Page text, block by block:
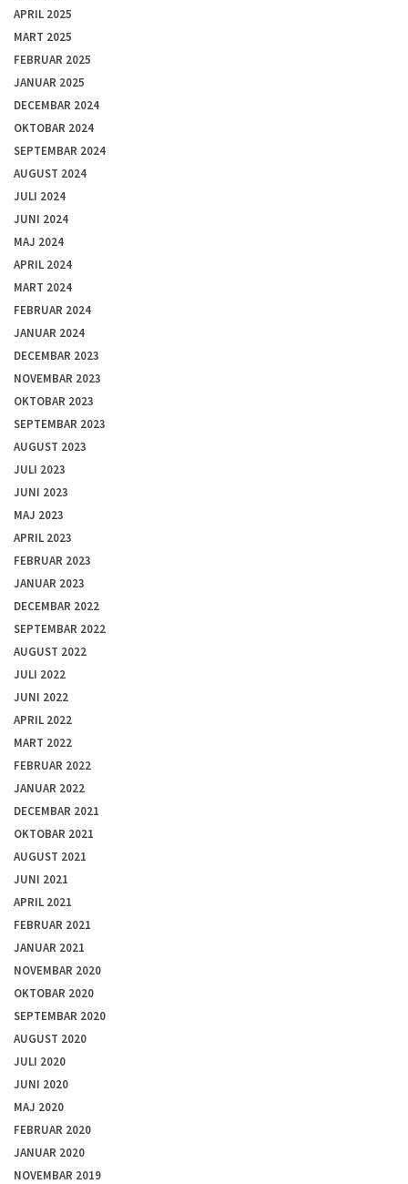
APRIL 2025
MART 2025
FEBRUAR 2025
JANUAR 2025
DECEMBAR 2024
OKTOBAR 2024
SEPTEMBAR 2024
AUGUST 2024
JULI 2024
JUNI 2024
MAJ 2024
APRIL 2024
MART 2024
FEBRUAR 2024
JANUAR 2024
DECEMBAR 2023
NOVEMBAR 2023
OKTOBAR 2023
SEPTEMBAR 2023
AUGUST 2023
JULI 2023
JUNI 2023
MAJ 2023
APRIL 2023
FEBRUAR 2023
JANUAR 2023
DECEMBAR 2022
SEPTEMBAR 2022
AUGUST 2022
JULI 2022
JUNI 2022
APRIL 2022
MART 2022
FEBRUAR 2022
JANUAR 2022
DECEMBAR 2021
OKTOBAR 2021
AUGUST 2021
JUNI 2021
APRIL 2021
FEBRUAR 2021
JANUAR 2021
NOVEMBAR 2020
OKTOBAR 2020
SEPTEMBAR 2020
AUGUST 2020
JULI 2020
JUNI 2020
MAJ 2020
FEBRUAR 2020
JANUAR 2020
NOVEMBAR 2019